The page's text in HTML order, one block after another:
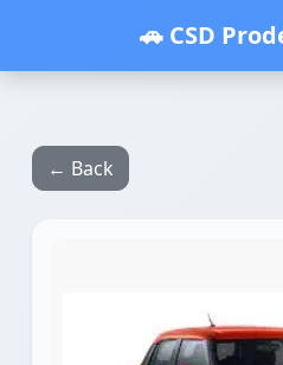
🚗 CSD
← Back